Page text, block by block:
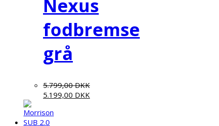
Nexus
fodbremse
grå
5.799,00DKK
5.199,00 DKK